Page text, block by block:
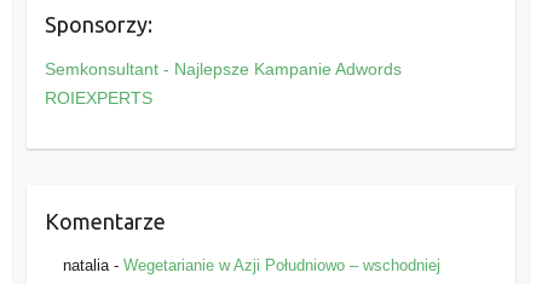
g
o
r
e
Sponsorzy:
Semkonsultant - Najlepsze Kampanie Adwords
ROIEXPERTS
Komentarze
natalia- Wegetarianie w Azji Południowo – wschodniej